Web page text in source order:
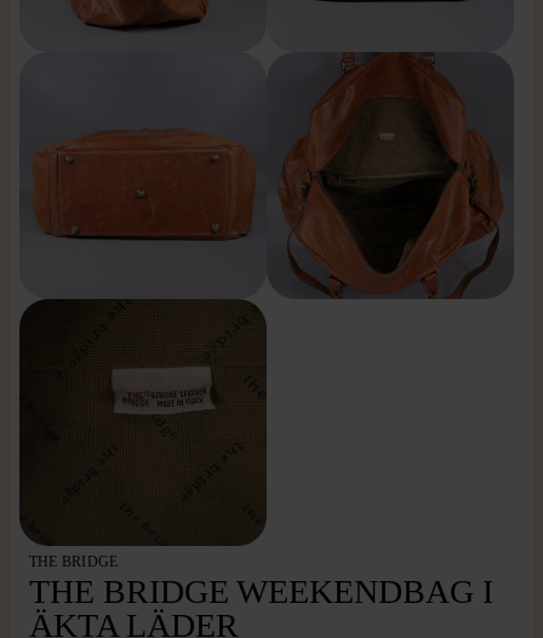
THE BRIDGE
THE BRIDGE WEEKENDBAG I
ÄKTA LÄDER